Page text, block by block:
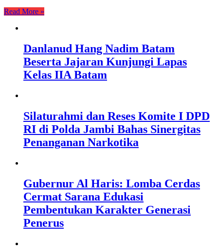
Read More »
Danlanud Hang Nadim Batam
Beserta Jajaran Kunjungi Lapas
Kelas IIA Batam
Silaturahmi dan Reses Komite I DPD
RI di Polda Jambi Bahas Sinergitas
Penanganan Narkotika
Gubernur Al Haris: Lomba Cerdas
Cermat Sarana Edukasi
Pembentukan Karakter Generasi
Penerus